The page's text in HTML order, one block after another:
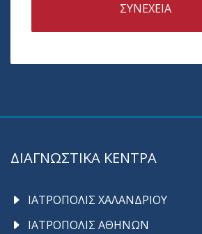
ΣΥΝΕΧΕΙΑ
ΔΙΑΓΝΩΣΤΙΚΑ ΚΕΝΤΡΑ
ΙΑΤΡΟΠΟΛΙΣ ΧΑΛΑΝΔΡΙΟΥ
ΙΑΤΡΟΠΟΛΙΣ ΑΘΗΝΩΝ